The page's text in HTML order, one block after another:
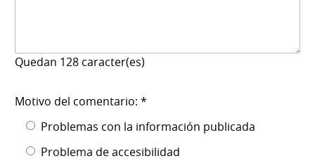
Quedan 128 caracter(es)
Motivo del comentario: *
Problemas con la información publicada
Problema de accesibilidad